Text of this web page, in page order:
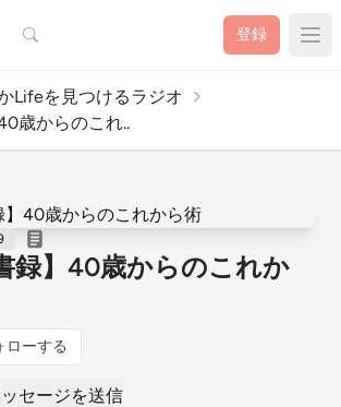
検索 登録
Lifeを見つけるラジオ
歳からのこれ..
録】40歳からのこれか
ローする
セージを送信